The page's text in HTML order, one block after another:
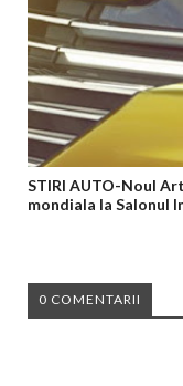
STIRI AUTO-Noul
mondiala la Salonul
0 COMENTARII